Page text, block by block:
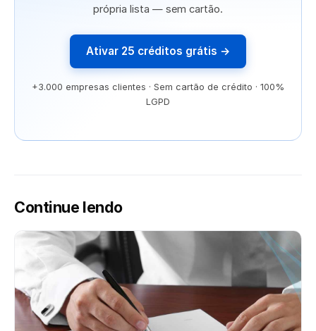
própria lista — sem cartão.
Ativar 25 créditos grátis →
+3.000 empresas clientes · Sem cartão de crédito · 100%
LGPD
Continue lendo